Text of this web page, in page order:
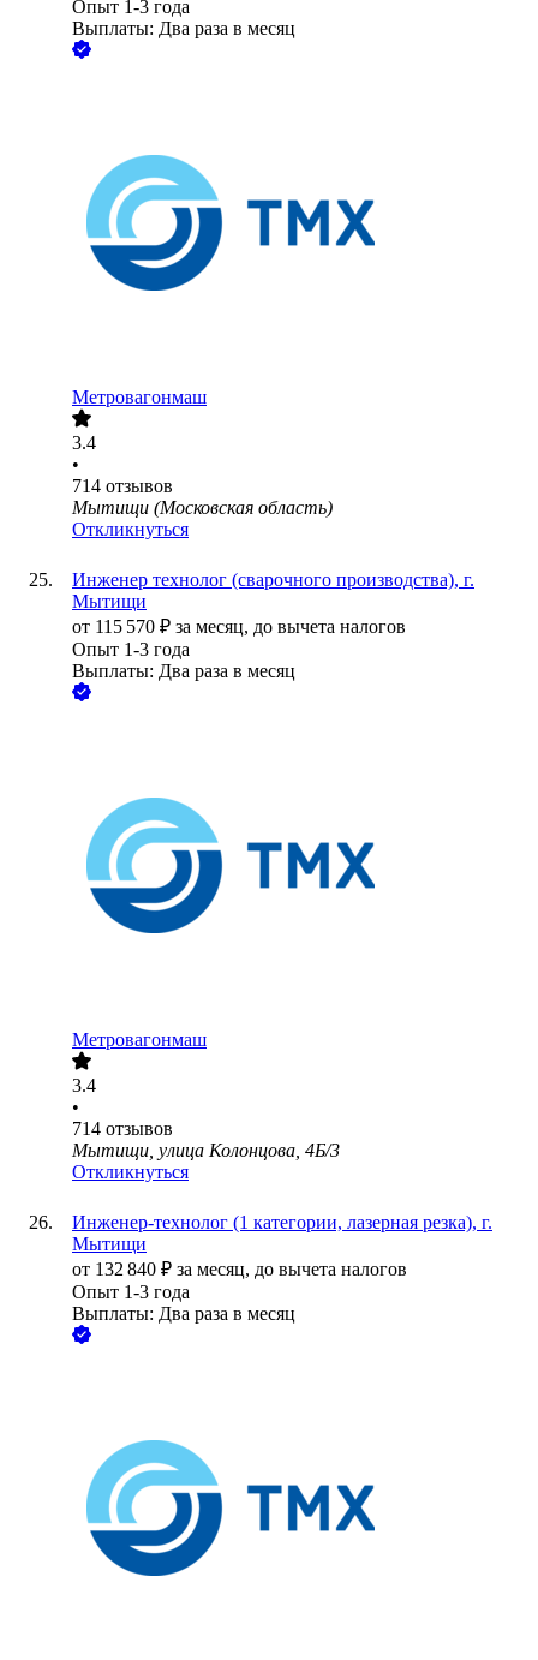
Опыт 1-3 года
Выплаты: Два раза в месяц
Метровагонмаш
3.4
•
714 отзывов
Мытищи (Московская область)
Откликнуться
Инженер технолог (сварочного производства), г.
Мытищи
от 115 570 ₽ за месяц, до вычета налогов
Опыт 1-3 года
Выплаты: Два раза в месяц
Метровагонмаш
3.4
•
714 отзывов
Мытищи, улица Колонцова, 4Б/3
Откликнуться
Инженер-технолог (1 категории, лазерная резка), г.
Мытищи
от 132 840 ₽ за месяц, до вычета налогов
Опыт 1-3 года
Выплаты: Два раза в месяц